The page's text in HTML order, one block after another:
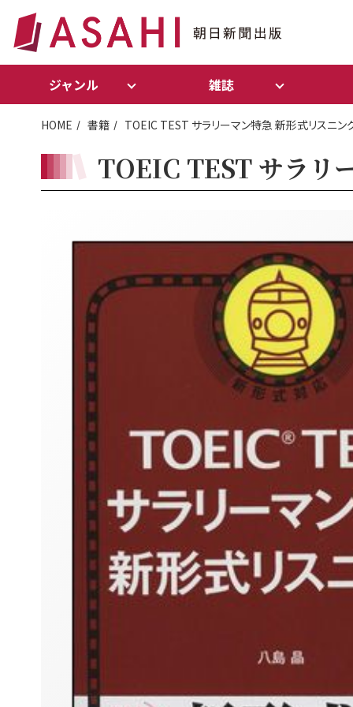
ジャンル 雑誌
HOME 書籍 TOEIC TEST サラリーマン特急 新形式リスニン
TOEIC TEST サラリ